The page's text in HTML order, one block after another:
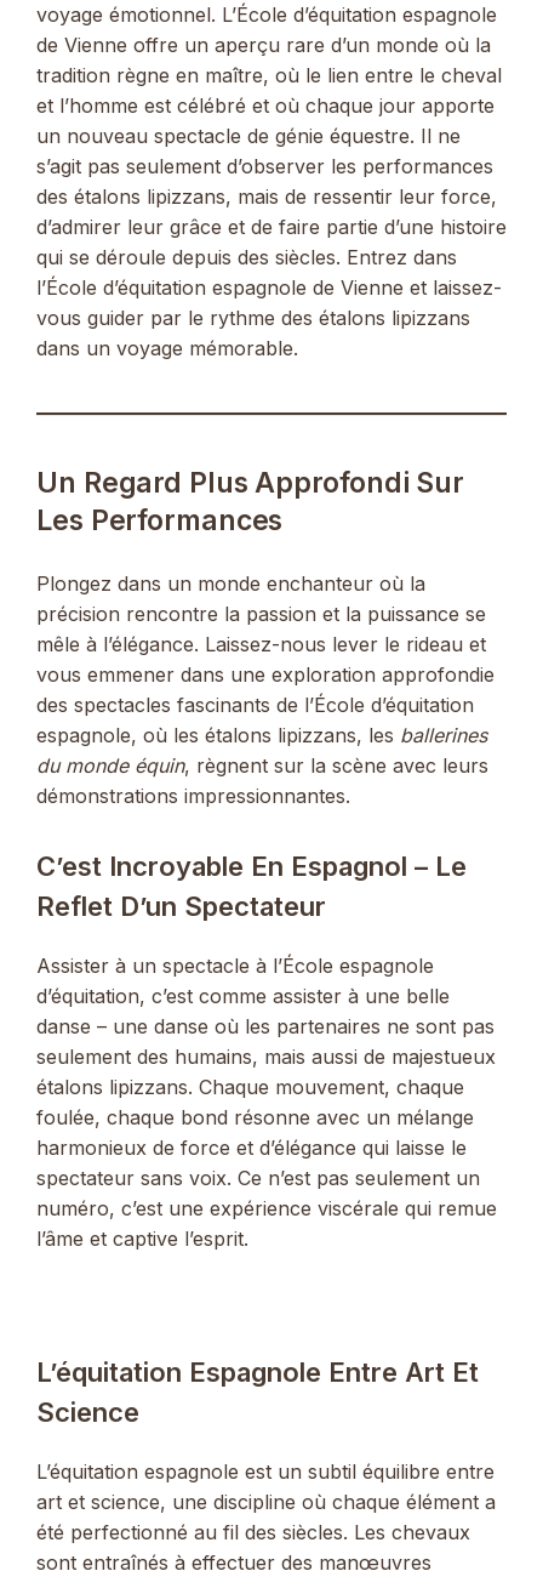
voyage émotionnel. L’École d’équitation espagnole
de Vienne offre un aperçu rare d’un monde où la
tradition règne en maître, où le lien entre le cheval
et l’homme est célébré et où chaque jour apporte
un nouveau spectacle de génie équestre. Il ne
s’agit pas seulement d’observer les performances
des étalons lipizzans, mais de ressentir leur force,
d’admirer leur grâce et de faire partie d’une histoire
qui se déroule depuis des siècles. Entrez dans
l’École d’équitation espagnole de Vienne et laissez-
vous guider par le rythme des étalons lipizzans
dans un voyage mémorable.
Un Regard Plus Approfondi Sur
Les Performances
Plongez dans un monde enchanteur où la
précision rencontre la passion et la puissance se
mêle à l’élégance. Laissez-nous lever le rideau et
vous emmener dans une exploration approfondie
des spectacles fascinants de l’École d’équitation
espagnole, où les étalons lipizzans, les ballerines
du monde équin, règnent sur la scène avec leurs
démonstrations impressionnantes.
C’est Incroyable En Espagnol – Le
Reflet D’un Spectateur
Assister à un spectacle à l’École espagnole
d’équitation, c’est comme assister à une belle
danse – une danse où les partenaires ne sont pas
seulement des humains, mais aussi de majestueux
étalons lipizzans. Chaque mouvement, chaque
foulée, chaque bond résonne avec un mélange
harmonieux de force et d’élégance qui laisse le
spectateur sans voix. Ce n’est pas seulement un
numéro, c’est une expérience viscérale qui remue
l’âme et captive l’esprit.
L’équitation Espagnole Entre Art Et
Science
L’équitation espagnole est un subtil équilibre entre
art et science, une discipline où chaque élément a
été perfectionné au fil des siècles. Les chevaux
sont entraînés à effectuer des manœuvres